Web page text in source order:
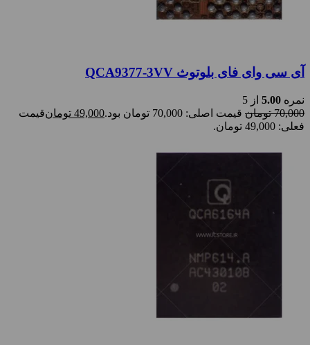
آی سی وای فای بلوتوث QCA9377-3VV
نمره 5.00 از 5
70,000 تومان قیمت اصلی: 70,000 تومان بود. 49,000 تومانقیمت
فعلی: 49,000 تومان.